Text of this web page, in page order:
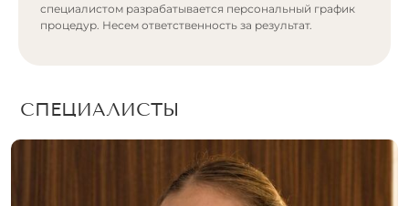
специалистом разрабатывается персональный график
процедур. Несем ответственность за результат.
СПЕЦИАЛИСТЫ